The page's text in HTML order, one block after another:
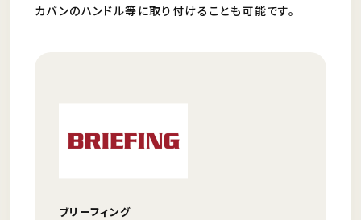
カバンのハンドル等に取り付けることも可能です。
ブリーフィング